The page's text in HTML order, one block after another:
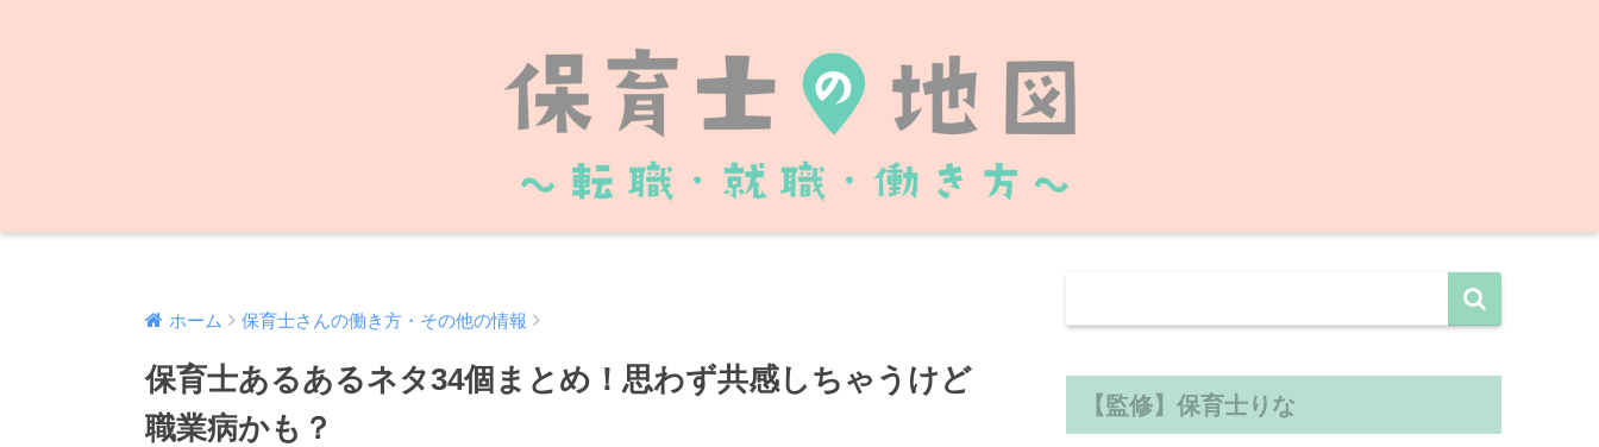
ホーム 保育士さんの働き方・その他の情報
保育士あるあるネタ34個まとめ！思わず共感しちゃうけど
職業病かも？
【監修】保育士りな